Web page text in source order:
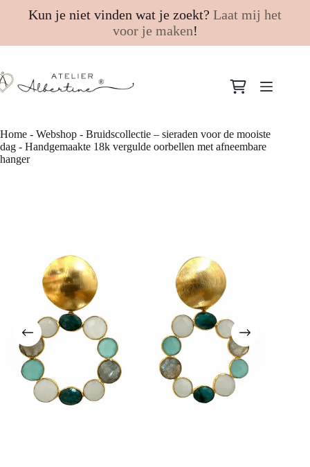
Kun je niet vinden wat je zoekt? Laat mij het
voor je maken!
naar
de
Winkelwagen
Home - Webshop - Bruidscollectie – sieraden voor de mooiste
dag - Handgemaakte 18k vergulde oorbellen met afneembare
hanger